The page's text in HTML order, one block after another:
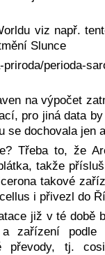
viz např.
Slunce
perioda-
na výpočet
pro jiná data
se dochovala jen
Třeba to, že
takže
takové
i přivezl do
již v té době
zařízení
převody, tj.